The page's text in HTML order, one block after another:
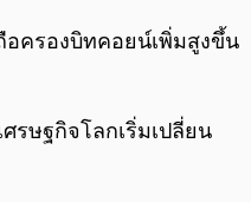
ครองบิทคอยน์เพิ่มสูงขึ้น
รษฐกิจโลกเริ่มเปลี่ยน